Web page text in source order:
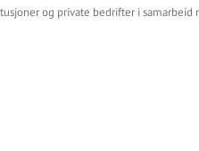
og private bedrifter i